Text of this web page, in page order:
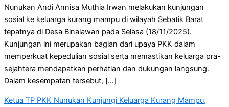
Nunukan Andi Annisa Muthia Irwan melakukan kunjungan
sosial ke keluarga kurang mampu di wilayah Sebatik Barat
tepatnya di Desa Binalawan pada Selasa (18/11/2025).
Kunjungan ini merupakan bagian dari upaya PKK dalam
memperkuat kepedulian sosial serta memastikan keluarga pra-
sejahtera mendapatkan perhatian dan dukungan langsung.
Dalam kesempatan tersebut, […]
Ketua TP PKK Nunukan Kunjungi Keluarga Kurang Mampu,